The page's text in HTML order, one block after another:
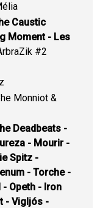
Caustic
Moment - Les
#2
Monniot &
Deadbeats -
- Mourir -
Spitz -
- Torche -
Opeth - Iron
- Vigljós -